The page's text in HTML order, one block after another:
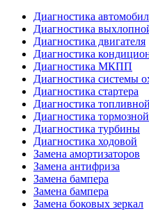
Диагностика
Диагностика
Диагностика двигателя
Диагностика
Диагностика МКПП
Диагностика системы
Диагностика стартера
Диагностика
Диагностика
Диагностика турбины
Диагностика ходовой
Замена амортизаторов
Замена антифриза
Замена бампера
Замена бампера
Замена боковых зеркал